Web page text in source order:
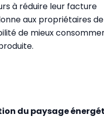
à réduire leur facture
aux propriétaires
de mieux
du paysage